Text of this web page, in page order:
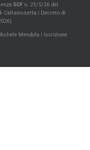
SCF n. 25/5/26 del
Caltanissetta | Decreto di
Mendola | Iscrizione